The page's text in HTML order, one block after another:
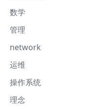
数学
管理
network
运维
操作系统
理念